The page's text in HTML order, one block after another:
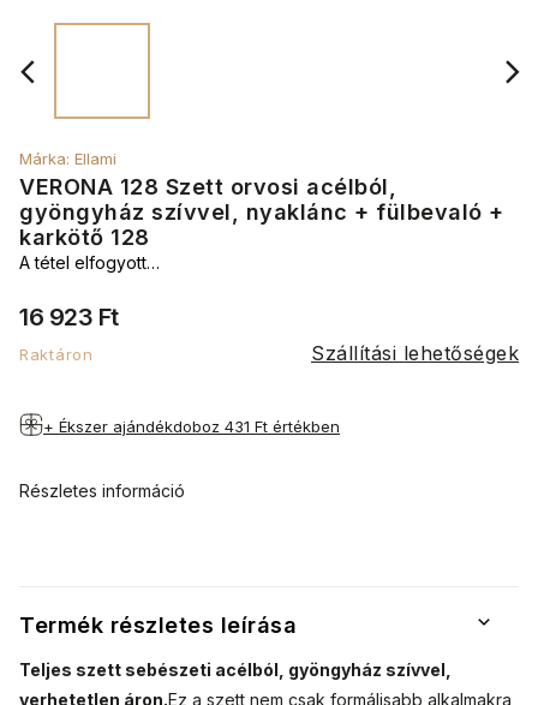
VERONA 128 Szett orvosi acélból,
gyöngyház szívvel, nyaklánc + fülbevaló +
karkötő 128
Márka: Ellami
16 923 Ft
Raktáron Szállítási lehetőségek
A tétel elfogyott…
+ Ékszer ajándékdoboz 431 Ft értékben
Részletes információ
Termék részletes leírása
Teljes szett sebészeti acélból, gyöngyház szívvel,
verhetetlen áron.Ez a szett nem csak formálisabb alkalmakra